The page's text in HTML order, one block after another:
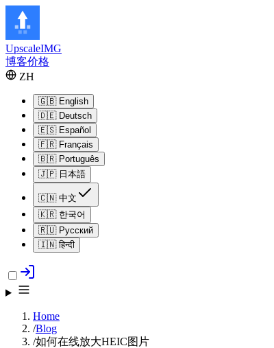
UpscaleIMG
博客价格
ZH
🇬🇧 English
🇩🇪 Deutsch
🇪🇸 Español
🇫🇷 Français
🇧🇷 Português
🇯🇵 日本語
🇨🇳 中文
🇰🇷 한국어
🇷🇺 Русский
🇮🇳 हिन्दी
Home
/Blog
/如何在线放大HEIC图片